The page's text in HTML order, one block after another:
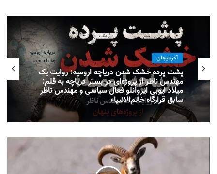
آذربایجان
پشت پرده خشک شدن دریاچه ارومیه؛ روایت یک
مهندس ناظر از پروژه‌ای در بستر دریاچه به قلم:
میلاد ایوبی ایروانلو فعال سیاسی و مهندس ناظر
سابق قرارگاه خاتم‌الانبیاء